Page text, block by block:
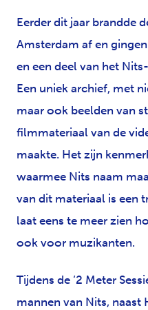
Eerder dit jaar brandde
Amsterdam af en
en een deel van het
Een uniek archief, met
maar ook beelden van
filmmateriaal van de
maakte. Het zijn
waarmee Nits naam
van dit materiaal is een
laat eens te meer zien
ook voor muzikanten.
Tijdens de ‘2 Meter
mannen van Nits,